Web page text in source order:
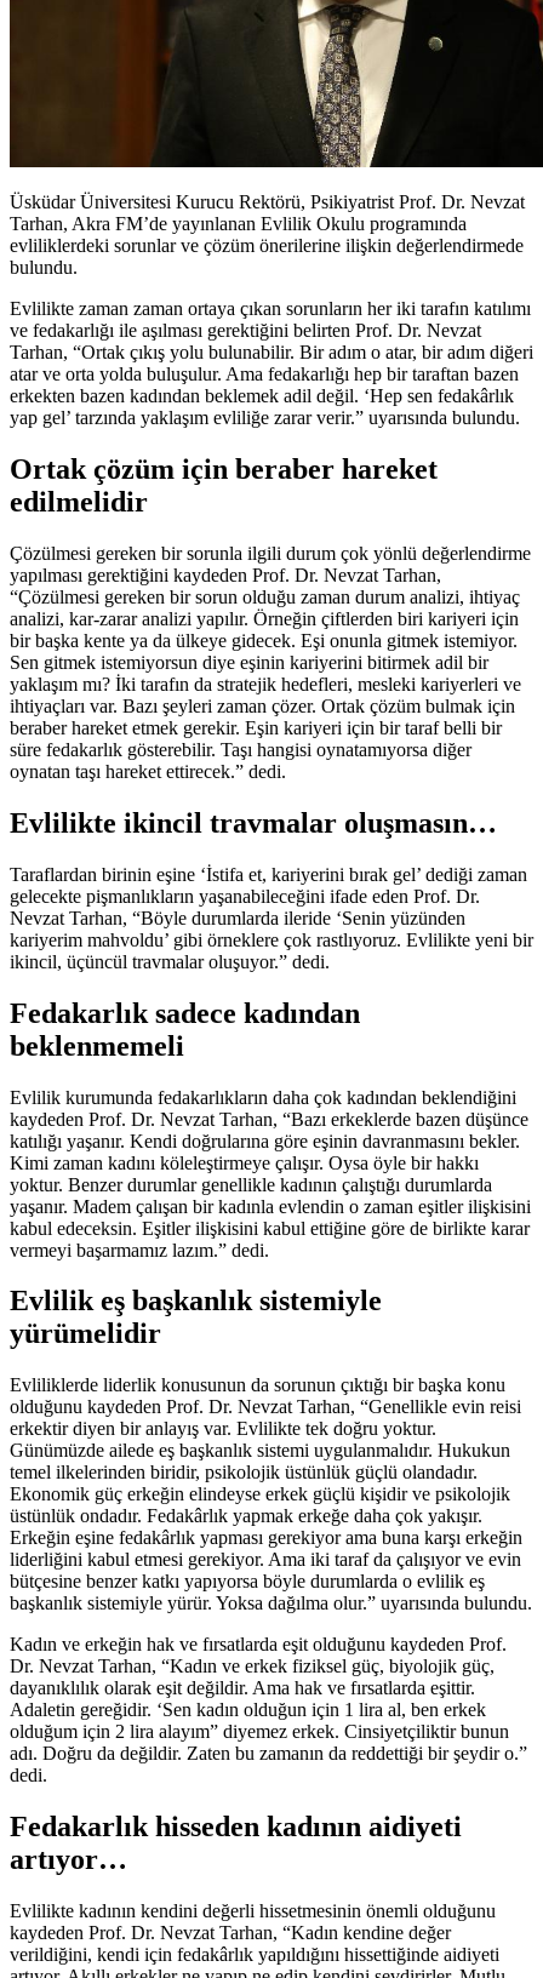
Üsküdar Üniversitesi Kurucu Rektörü, Psikiyatrist Prof. Dr. Nevzat
Tarhan, Akra FM’de yayınlanan Evlilik Okulu programında
evliliklerdeki sorunlar ve çözüm önerilerine ilişkin değerlendirmede
bulundu.
Evlilikte zaman zaman ortaya çıkan sorunların her iki tarafın katılımı
ve fedakarlığı ile aşılması gerektiğini belirten Prof. Dr. Nevzat
Tarhan, “Ortak çıkış yolu bulunabilir. Bir adım o atar, bir adım diğeri
atar ve orta yolda buluşulur. Ama fedakarlığı hep bir taraftan bazen
erkekten bazen kadından beklemek adil değil. ‘Hep sen fedakârlık
yap gel’ tarzında yaklaşım evliliğe zarar verir.” uyarısında bulundu.
Ortak çözüm için beraber hareket
edilmelidir
Çözülmesi gereken bir sorunla ilgili durum çok yönlü değerlendirme
yapılması gerektiğini kaydeden Prof. Dr. Nevzat Tarhan,
“Çözülmesi gereken bir sorun olduğu zaman durum analizi, ihtiyaç
analizi, kar-zarar analizi yapılır. Örneğin çiftlerden biri kariyeri için
bir başka kente ya da ülkeye gidecek. Eşi onunla gitmek istemiyor.
Sen gitmek istemiyorsun diye eşinin kariyerini bitirmek adil bir
yaklaşım mı? İki tarafın da stratejik hedefleri, mesleki kariyerleri ve
ihtiyaçları var. Bazı şeyleri zaman çözer. Ortak çözüm bulmak için
beraber hareket etmek gerekir. Eşin kariyeri için bir taraf belli bir
süre fedakarlık gösterebilir. Taşı hangisi oynatamıyorsa diğer
oynatan taşı hareket ettirecek.” dedi.
Evlilikte ikincil travmalar oluşmasın…
Taraflardan birinin eşine ‘İstifa et, kariyerini bırak gel’ dediği zaman
gelecekte pişmanlıkların yaşanabileceğini ifade eden Prof. Dr.
Nevzat Tarhan, “Böyle durumlarda ileride ‘Senin yüzünden
kariyerim mahvoldu’ gibi örneklere çok rastlıyoruz. Evlilikte yeni bir
ikincil, üçüncül travmalar oluşuyor.” dedi.
Fedakarlık sadece kadından
beklenmemeli
Evlilik kurumunda fedakarlıkların daha çok kadından beklendiğini
kaydeden Prof. Dr. Nevzat Tarhan, “Bazı erkeklerde bazen düşünce
katılığı yaşanır. Kendi doğrularına göre eşinin davranmasını bekler.
Kimi zaman kadını köleleştirmeye çalışır. Oysa öyle bir hakkı
yoktur. Benzer durumlar genellikle kadının çalıştığı durumlarda
yaşanır. Madem çalışan bir kadınla evlendin o zaman eşitler ilişkisini
kabul edeceksin. Eşitler ilişkisini kabul ettiğine göre de birlikte karar
vermeyi başarmamız lazım.” dedi.
Evlilik eş başkanlık sistemiyle
yürümelidir
Evliliklerde liderlik konusunun da sorunun çıktığı bir başka konu
olduğunu kaydeden Prof. Dr. Nevzat Tarhan, “Genellikle evin reisi
erkektir diyen bir anlayış var. Evlilikte tek doğru yoktur.
Günümüzde ailede eş başkanlık sistemi uygulanmalıdır. Hukukun
temel ilkelerinden biridir, psikolojik üstünlük güçlü olandadır.
Ekonomik güç erkeğin elindeyse erkek güçlü kişidir ve psikolojik
üstünlük ondadır. Fedakârlık yapmak erkeğe daha çok yakışır.
Erkeğin eşine fedakârlık yapması gerekiyor ama buna karşı erkeğin
liderliğini kabul etmesi gerekiyor. Ama iki taraf da çalışıyor ve evin
bütçesine benzer katkı yapıyorsa böyle durumlarda o evlilik eş
başkanlık sistemiyle yürür. Yoksa dağılma olur.” uyarısında bulundu.
Kadın ve erkeğin hak ve fırsatlarda eşit olduğunu kaydeden Prof.
Dr. Nevzat Tarhan, “Kadın ve erkek fiziksel güç, biyolojik güç,
dayanıklılık olarak eşit değildir. Ama hak ve fırsatlarda eşittir.
Adaletin gereğidir. ‘Sen kadın olduğun için 1 lira al, ben erkek
olduğum için 2 lira alayım” diyemez erkek. Cinsiyetçiliktir bunun
adı. Doğru da değildir. Zaten bu zamanın da reddettiği bir şeydir o.”
dedi.
Fedakarlık hisseden kadının aidiyeti
artıyor…
Evlilikte kadının kendini değerli hissetmesinin önemli olduğunu
kaydeden Prof. Dr. Nevzat Tarhan, “Kadın kendine değer
verildiğini, kendi için fedakârlık yapıldığını hissettiğinde aidiyeti